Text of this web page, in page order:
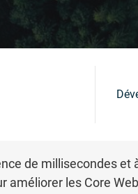
de millisecondes
améliorer les Core